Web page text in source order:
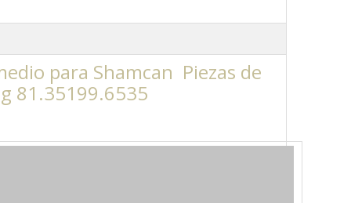
para Shamcan Piezas de
81.35199.6535